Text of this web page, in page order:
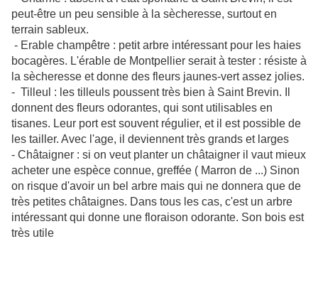
peut-être un peu sensible à la sècheresse, surtout en
terrain sableux.
- Erable champêtre : petit arbre intéressant pour les haies
bocagères. L'érable de Montpellier serait à tester : résiste à
la sècheresse et donne des fleurs jaunes-vert assez jolies.
- Tilleul : les tilleuls poussent très bien à Saint Brevin. Il
donnent des fleurs odorantes, qui sont utilisables en
tisanes. Leur port est souvent régulier, et il est possible de
les tailler. Avec l'age, il deviennent très grands et larges
- Châtaigner : si on veut planter un châtaigner il vaut mieux
acheter une espèce connue, greffée ( Marron de ...) Sinon
on risque d'avoir un bel arbre mais qui ne donnera que de
très petites châtaignes. Dans tous les cas, c'est un arbre
intéressant qui donne une floraison odorante. Son bois est
très utile